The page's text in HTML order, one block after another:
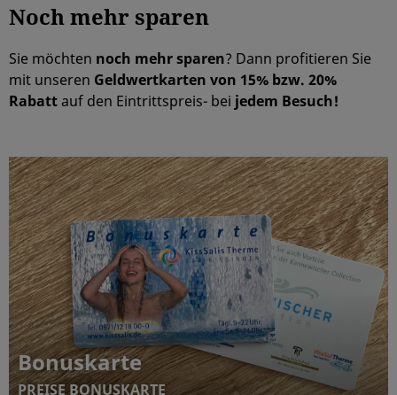
Noch mehr sparen
Sie möchten noch mehr sparen? Dann profitieren Sie
mit unseren Geldwertkarten von 15% bzw. 20%
Rabattauf den Eintrittspreis- bei jedem Besuch!
Bonuskarte
PREISE BONUSKARTE